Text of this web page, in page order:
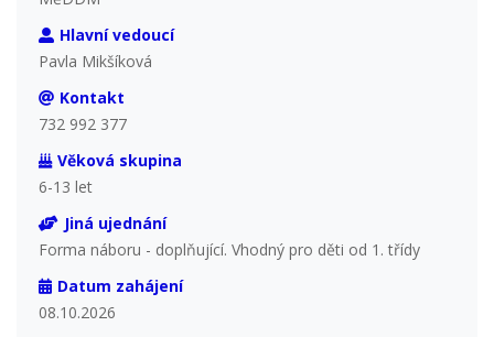
Hlavní vedoucí
Pavla Mikšíková
Kontakt
732 992 377
Věková skupina
6-13 let
Jiná ujednání
Forma náboru - doplňující. Vhodný pro děti od 1. třídy
Datum zahájení
08.10.2026